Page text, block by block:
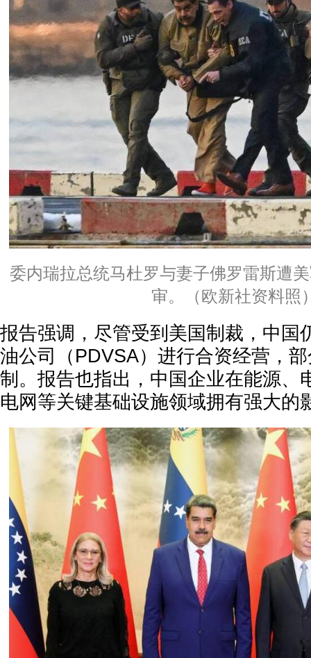
委内瑞拉总统马杜罗与妻子佛罗雷斯遭
审。（欧新社资料照
报告强调，尽管受到美国制裁，中国
油公司（PDVSA）进行合资经营，
制。报告也指出，中国企业在能源、
电网等关键基础设施领域拥有强大的